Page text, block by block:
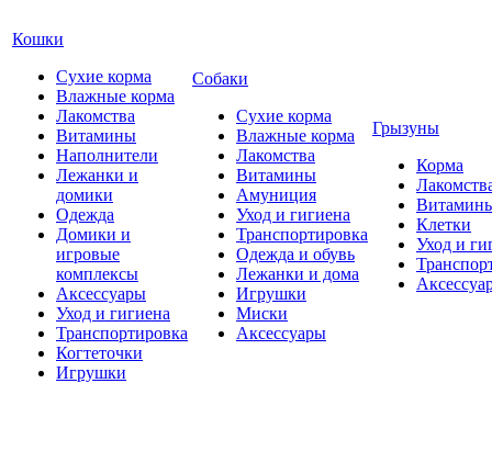
Кошки
Сухие корма
Влажные корма
Лакомства
Витамины
Наполнители
Лежанки и
домики
Одежда
Домики и
игровые
комплексы
Аксессуары
Уход и гигиена
Транспортировка
Когтеточки
Игрушки
Собаки
Сухие корма
Влажные корма
Лакомства
Витамины
Амуниция
Уход и гигиена
Транспортировка
Одежда и обувь
Лежанки и дома
Игрушки
Миски
Аксессуары
Грызуны
Корма
Клетки
Уход и